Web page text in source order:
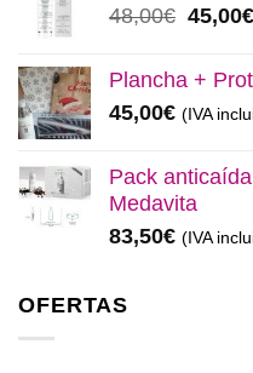
48,00€ El
45,00€
Plancha +
45,00€ (IVA
Pack
Medavita
83,50€ (IVA
OFERTAS